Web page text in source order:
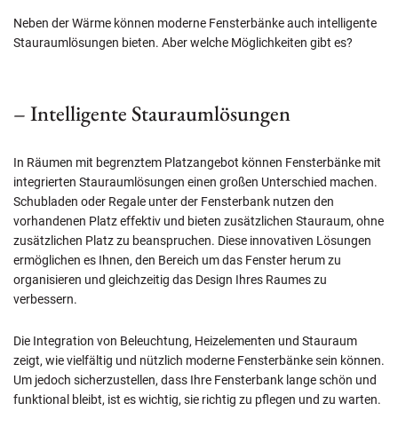
Neben der Wärme können moderne Fensterbänke auch intelligente
Stauraumlösungen bieten. Aber welche Möglichkeiten gibt es?
– Intelligente Stauraumlösungen
In Räumen mit begrenztem Platzangebot können Fensterbänke mit
integrierten Stauraumlösungen einen großen Unterschied machen.
Schubladen oder Regale unter der Fensterbank nutzen den
vorhandenen Platz effektiv und bieten zusätzlichen Stauraum, ohne
zusätzlichen Platz zu beanspruchen. Diese innovativen Lösungen
ermöglichen es Ihnen, den Bereich um das Fenster herum zu
organisieren und gleichzeitig das Design Ihres Raumes zu
verbessern.
Die Integration von Beleuchtung, Heizelementen und Stauraum
zeigt, wie vielfältig und nützlich moderne Fensterbänke sein können.
Um jedoch sicherzustellen, dass Ihre Fensterbank lange schön und
funktional bleibt, ist es wichtig, sie richtig zu pflegen und zu warten.